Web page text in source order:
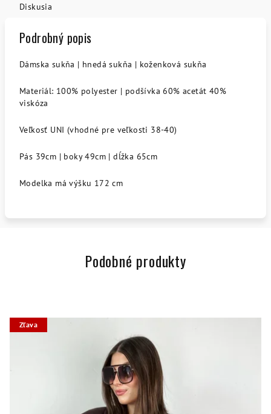
Diskusia
Podrobný popis
Dámska sukňa | hnedá sukňa | koženková sukňa
Materiál: 100% polyester | podšívka 60% acetát 40%
viskóza
Veľkosť UNI (vhodné pre veľkosti 38-40)
Pás 39cm | boky 49cm | dĺžka 65cm
Modelka má výšku 172 cm
Podobné produkty
Zľava